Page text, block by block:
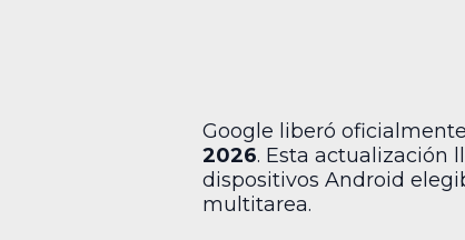
Google liberó
2026. Esta actualización
dispositivos Android
multitarea.